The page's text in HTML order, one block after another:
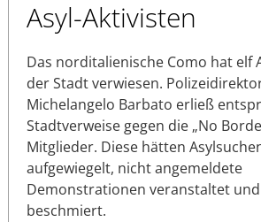
Asyl-Aktivisten
Das norditalienische Como hat elf
der Stadt verwiesen.
Michelangelo Barbato erließ
Stadtverweise gegen die „No
Mitglieder. Diese hätten
aufgewiegelt, nicht angemeldete
Demonstrationen veranstaltet
beschmiert.